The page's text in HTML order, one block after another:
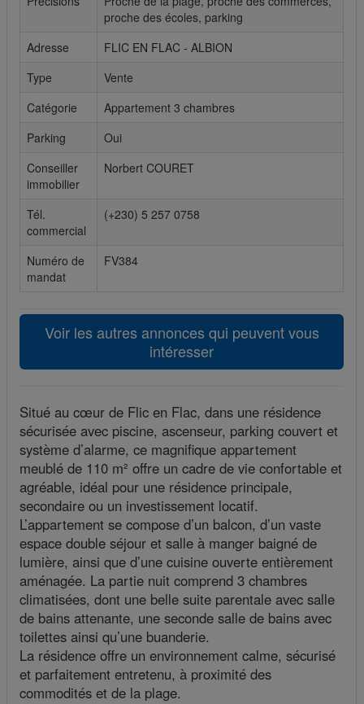
Cookies sociaux
sociaux afin que vous puissiez partager votre expérience
proche des écoles, parking
Adresse
FLIC EN FLAC - ALBION
Type
Vente
Catégorie
Appartement 3 chambres
Parking
Oui
Conseiller
immobilier
Norbert COURET
Tél.
commercial
(+230) 5 257 0758
Numéro de
mandat
FV384
Voir les autres annonces qui peuvent vous
intéresser
Situé au cœur de Flic en Flac, dans une résidence
sécurisée avec piscine, ascenseur, parking couvert et
système d’alarme, ce magnifique appartement
meublé de 110 m² offre un cadre de vie confortable et
agréable, idéal pour une résidence principale,
secondaire ou un investissement locatif.
L’appartement se compose d’un balcon, d’un vaste
espace double séjour et salle à manger baigné de
lumière, ainsi que d’une cuisine ouverte entièrement
aménagée. La partie nuit comprend 3 chambres
climatisées, dont une belle suite parentale avec salle
de bains attenante, une seconde salle de bains avec
toilettes ainsi qu’une buanderie.
La résidence offre un environnement calme, sécurisé
et parfaitement entretenu, à proximité des
commodités et de la plage.